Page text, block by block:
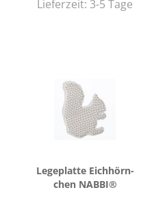
Lieferzeit: 3-5 Tage
Le­ge­plat­te Eich­hörn­
chen NABBI®